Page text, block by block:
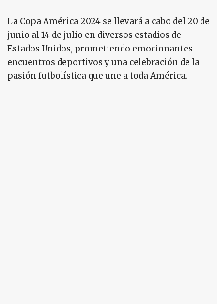
La Copa América 2024 se llevará a cabo del 20 de
junio al 14 de julio en diversos estadios de
Estados Unidos, prometiendo emocionantes
encuentros deportivos y una celebración de la
pasión futbolística que une a toda América.